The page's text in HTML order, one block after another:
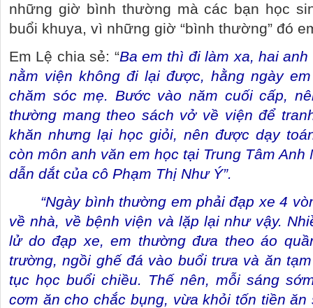
những giờ bình thường mà các bạn học
buổi khuya, vì những giờ “bình thường” đó
Em Lệ chia sẻ: “Ba em thì đi làm xa, hai anh
nằm viện không đi lại được, hằng ngày
chăm sóc mẹ. Bước vào năm cuối cấp,
thường mang theo sách vở về viện để
khăn nhưng lại học giỏi, nên được dạy
còn môn anh văn em học tại Trung Tâm
dẫn dắt của cô Phạm Thị Như Ý”.
“Ngày bình thường em phải đạp xe 4
về nhà, về bệnh viện và lặp lại như vậy.
lử do đạp xe, em thường đưa theo áo
trường, ngồi ghế đá vào buổi trưa và ăn tạm
tục học buổi chiều. Thế nên, mỗi sáng
cơm ăn cho chắc bụng, vừa khỏi tốn tiền